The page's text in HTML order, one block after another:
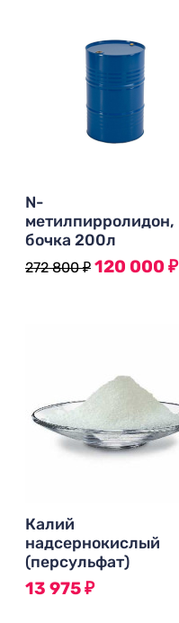
N-
метилпирролидон,
бочка 200л
272 800₽ 120 000 ₽
Калий
надсернокислый
(персульфат)
13 975₽